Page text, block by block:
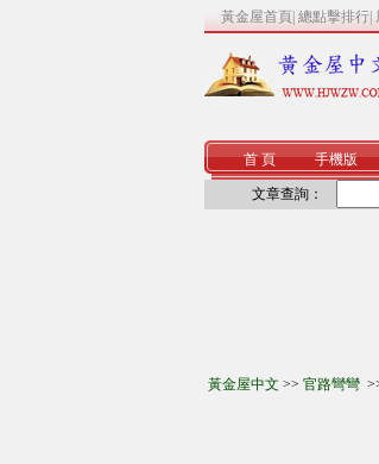
黃金屋首頁 總點擊排行
首 頁 手機版
文章查詢：
黃金屋中文 >> 官路彎彎